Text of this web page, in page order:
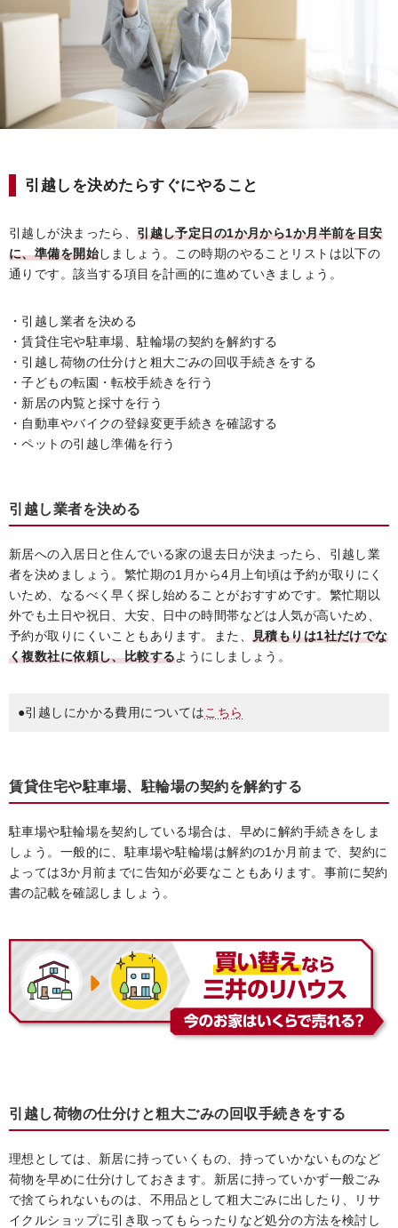
引越しを決めたらすぐにやること
引越しが決まったら、引越し予定日の1か月から1か月半前を目安
に、準備を開始しましょう。この時期のやることリストは以下の
通りです。該当する項目を計画的に進めていきましょう。
・引越し業者を決める
・賃貸住宅や駐車場、駐輪場の契約を解約する
・引越し荷物の仕分けと粗大ごみの回収手続きをする
・子どもの転園・転校手続きを行う
・新居の内覧と採寸を行う
・自動車やバイクの登録変更手続きを確認する
・ペットの引越し準備を行う
引越し業者を決める
新居への入居日と住んでいる家の退去日が決まったら、引越し業
者を決めましょう。繁忙期の1月から4月上旬頃は予約が取りにく
いため、なるべく早く探し始めることがおすすめです。繁忙期以
外でも土日や祝日、大安、日中の時間帯などは人気が高いため、
予約が取りにくいこともあります。また、 見積もりは1社だけでな
く複数社に依頼し、比較するようにしましょう。
●引越しにかかる費用についてはこちら
賃貸住宅や駐車場、駐輪場の契約を解約する
駐車場や駐輪場を契約している場合は、早めに解約手続きをしま
しょう。一般的に、駐車場や駐輪場は解約の1か月前まで、契約に
よっては3か月前までに告知が必要なこともあります。事前に契約
書の記載を確認しましょう。
引越し荷物の仕分けと粗大ごみの回収手続きをする
理想としては、新居に持っていくもの、持っていかないものなど
荷物を早めに仕分けしておきます。新居に持っていかず一般ごみ
で捨てられないものは、不用品として粗大ごみに出したり、リサ
イクルショップに引き取ってもらったりなど処分の方法を検討し